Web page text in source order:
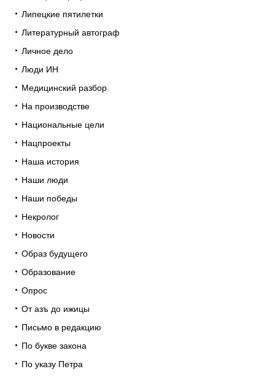
Липецкие пятилетки
Литературный автограф
Личное дело
Люди ИН
Медицинский разбор
На производстве
Национальные цели
Нацпроекты
Наша история
Наши люди
Наши победы
Некролог
Новости
Образ будущего
Образование
Опрос
От азъ до ижицы
Письмо в редакцию
По букве закона
По указу Петра